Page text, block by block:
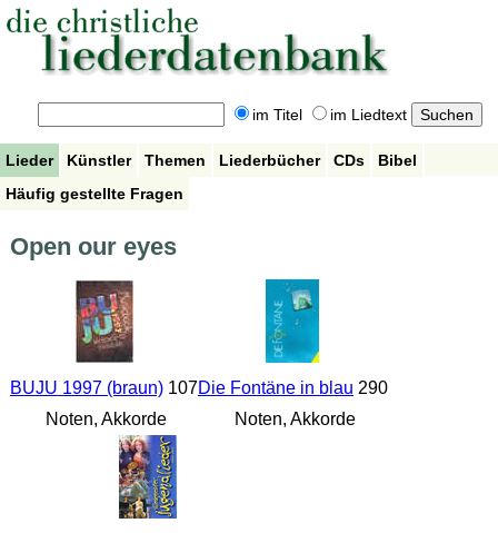
im Titel im Liedtext
Lieder Künstler Themen Liederbücher CDs
Bibel
Häufig gestellte Fragen
Open our eyes
BUJU 1997 (braun)107
Noten, Akkorde
Die Fontäne in blau 290
Noten, Akkorde